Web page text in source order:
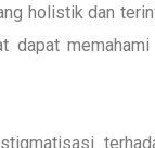
holistik dan
dapat